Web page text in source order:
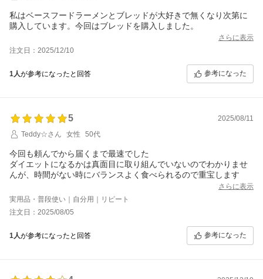
私はベースフードラーメンとブレッドが大好きで無くなり次第に
購入しています。今回はブレッドを購入しました。
さらに表示
注文日：2025/12/10
1人が参考になったと回答 参考になった
5
2025/08/11
Teddy☆さん
女性 50代
今回も頼んでから届くまで最速でした
ダイエットになるかは真面目に取り組んでいないのでわかりませ
んが、時間がない時にバランスよく食べられるので重宝します
さらに表示
実用品・普段使い｜自分用｜リピート
注文日：2025/08/05
1人が参考になったと回答 参考になった